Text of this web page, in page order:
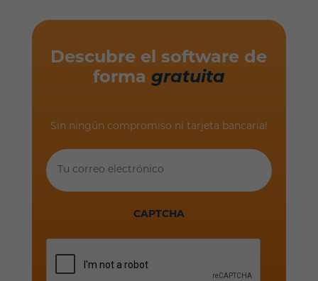
Descubre el software de
forma gratuita
Sin ningún compromiso ni tarjeta bancaria!
correo
CAPTCHA